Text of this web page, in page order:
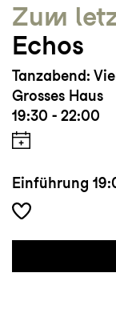
Zum
Echos
Tanzabend:
Grosses Haus
19:30 - 22:00
Einführung